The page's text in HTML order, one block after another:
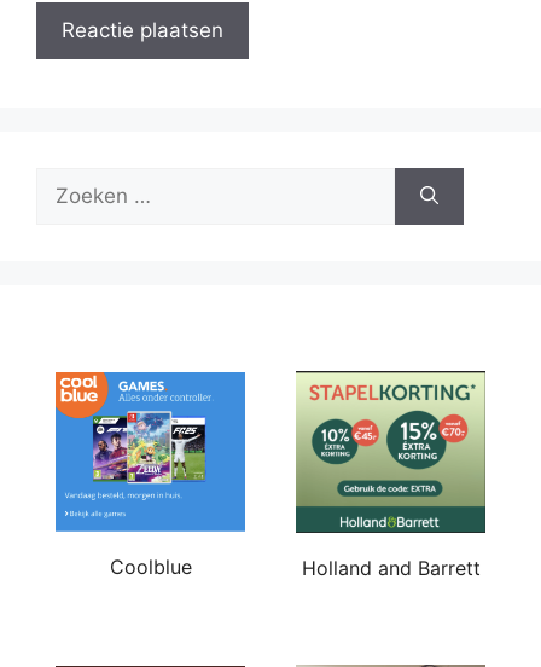
Zoek
Coolblue Holland and Barrett